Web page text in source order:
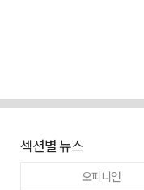
섹션별 뉴스
오피니언